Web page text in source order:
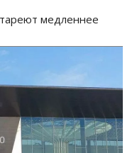
медленнее